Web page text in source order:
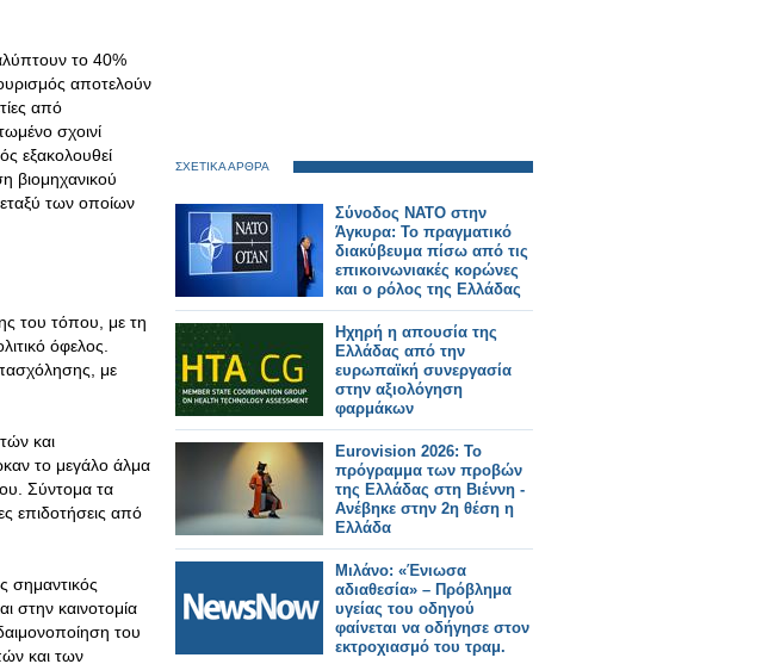
το 40%
αποτελούν
από
σχοινί
εξακολουθεί
βιομηχανικού
των οποίων
του τόπου, με τη
όφελος.
με
και
το μεγάλο άλμα
Σύντομα τα
επιδοτήσεις από
σημαντικός
στην καινοτομία
του
και των
ΣΧΕΤΙΚΑ ΑΡΘΡΑ
Σύνοδος ΝΑΤΟ στην
Άγκυρα: Το πραγματικό
διακύβευμα πίσω από τις
επικοινωνιακές κορώνες
και ο ρόλος της Ελλάδας
Ηχηρή η απουσία της
Ελλάδας από την
ευρωπαϊκή συνεργασία
στην αξιολόγηση
φαρμάκων
Eurovision 2026: Το
πρόγραμμα των προβών
της Ελλάδας στη Βιέννη -
Ανέβηκε στην 2η θέση η
Ελλάδα
Μιλάνο: «Ένιωσα
αδιαθεσία» – Πρόβλημα
υγείας του οδηγού
φαίνεται να οδήγησε στον
εκτροχιασμό του τραμ.